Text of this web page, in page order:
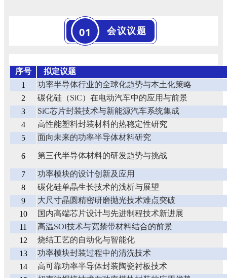
01 会议议题
序号
拟定议题
1
功率半导体行业的全球化趋势与本土化策略
2
碳化硅（SiC）在电动汽车中的应用与前景
3
SiC芯片封装技术与新能源汽车系统集成
4
高性能塑料封装材料的热稳定性研究
5
面向未来的功率半导体材料研究
6 第三代半导体材料的研发趋势与挑战
7
功率模块的设计创新及应用
8
碳化硅单晶生长技术的浅析与展望
9
大尺寸晶圆精密研磨抛光技术难点突破
10
国内高端芯片设计与先进制程技术新进展
11
高温SOI技术与宽禁带材料结合的前景
12
烧结工艺的自动化与智能化
13
功率模块封装过程中的清洗技术
14
高可靠功率半导体封装陶瓷衬板技术